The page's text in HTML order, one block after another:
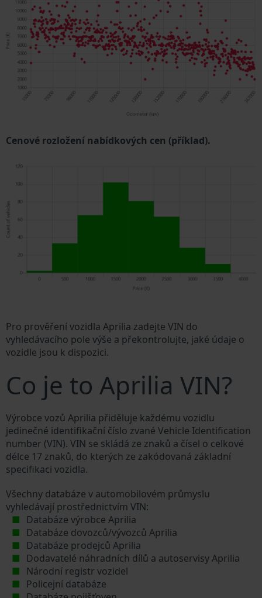
Cenové rozložení nabídkových cen (příklad).
Pro prověření vozidla Aprilia zadejte VIN do
vyhledávacího pole výše a překontrolujte, jaké údaje o
vozidle jsou k dispozici.
Co je to Aprilia VIN?
Výrobce vozů Aprilia přiděluje každému vozidlu
jedinečné identifikační číslo zvané Vehicle Identification
number (VIN). VIN se skládá ze znaků a čísel o celkové
délce 17 znaků, do kterých ze zakódovaná základní
specifikaci vozidla.
Všechny databáze v automobilovém průmyslu
vyhledávají prostřednictvím VIN:
Databáze výrobce Aprilia
Databáze dovozců/vývozců Aprilia
Databáze prodejců Aprilia
Dodavatelé náhradních dílů a autoservisy Aprilia
Národní registr vozidel
Policejní databáze